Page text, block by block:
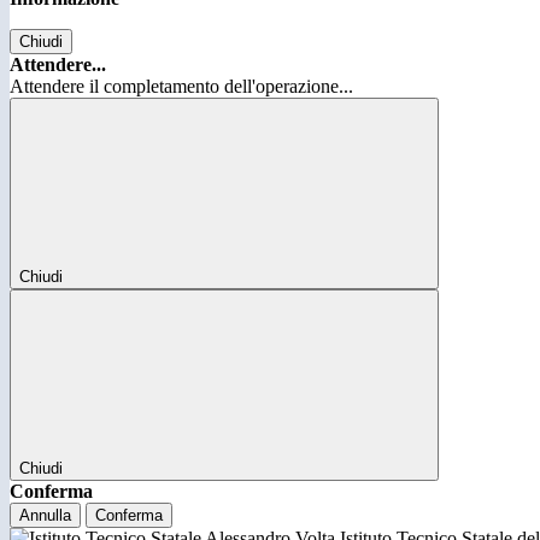
Chiudi
Attendere...
Attendere il completamento dell'operazione...
Chiudi
Chiudi
Conferma
Annulla Conferma